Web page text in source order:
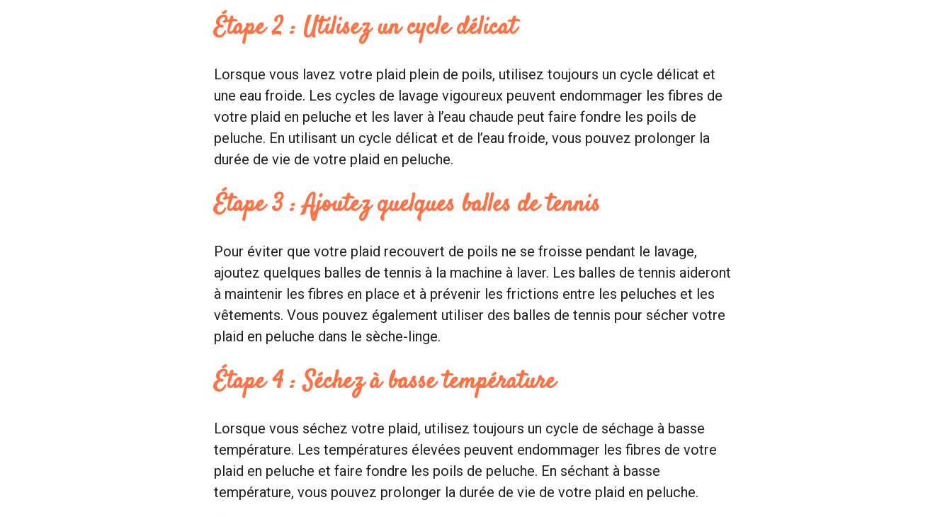
Étape 2 : Utilisez un cycle délicat
Lorsque vous lavez votre plaid plein de poils, utilisez toujours un cycle délicat et
une eau froide. Les cycles de lavage vigoureux peuvent endommager les fibres de
votre plaid en peluche et les laver à l’eau chaude peut faire fondre les poils de
peluche. En utilisant un cycle délicat et de l’eau froide, vous pouvez prolonger la
durée de vie de votre plaid en peluche.
Étape 3 : Ajoutez quelques balles de tennis
Pour éviter que votre plaid recouvert de poils ne se froisse pendant le lavage,
ajoutez quelques balles de tennis à la machine à laver. Les balles de tennis aideront
à maintenir les fibres en place et à prévenir les frictions entre les peluches et les
vêtements. Vous pouvez également utiliser des balles de tennis pour sécher votre
plaid en peluche dans le sèche-linge.
Étape 4 : Séchez à basse température
Lorsque vous séchez votre plaid, utilisez toujours un cycle de séchage à basse
température. Les températures élevées peuvent endommager les fibres de votre
plaid en peluche et faire fondre les poils de peluche. En séchant à basse
température, vous pouvez prolonger la durée de vie de votre plaid en peluche.